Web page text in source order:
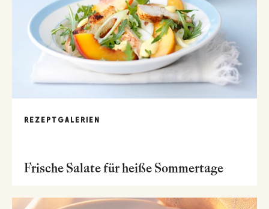
REZEPTGALERIEN
Frische Salate für heiße Sommertage